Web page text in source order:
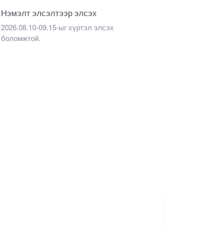
Нэмэлт элсэлтээр элсэх
2026.08.10-09.15-ыг хүртэл элсэх
боломжтой.